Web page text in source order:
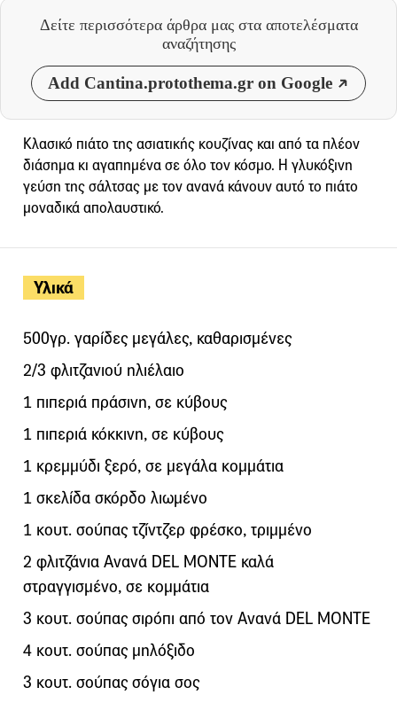
Δείτε περισσότερα άρθρα μας στα αποτελέσματα
αναζήτησης
Add Cantina.protothema.gr on Google
Υλικά
500γρ. γαρίδες μεγάλες, καθαρισμένες
2/3 φλιτζανιού ηλιέλαιο
1 πιπεριά πράσινη, σε κύβους
1 πιπεριά κόκκινη, σε κύβους
1 κρεμμύδι ξερό, σε μεγάλα κομμάτια
1 σκελίδα σκόρδο λιωμένο
1 κουτ. σούπας τζίντζερ φρέσκο, τριμμένο
2 φλιτζάνια Ανανά DEL MONTE καλά
στραγγισμένο, σε κομμάτια
3 κουτ. σούπας σιρόπι από τον Ανανά DEL MONTE
4 κουτ. σούπας μηλόξιδο
3 κουτ. σούπας σόγια σος
Κλασικό πιάτο της ασιατικής κουζίνας και από τα πλέον
διάσημα κι αγαπημένα σε όλο τον κόσμο. Η γλυκόξινη
γεύση της σάλτσας με τον ανανά κάνουν αυτό το πιάτο
μοναδικά απολαυστικό.